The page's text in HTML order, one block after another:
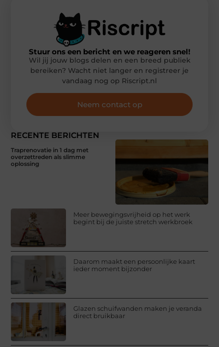
RECENTE BERICHTEN
Traprenovatie in 1 dag met
overzettreden als slimme
oplossing
Meer bewegingsvrijheid op het werk
begint bij de juiste stretch werkbroek
Daarom maakt een persoonlijke kaart
ieder moment bijzonder
Glazen schuifwanden maken je veranda
direct bruikbaar
Stuur ons een bericht en we reageren snel!
Wil jij jouw blogs delen en een breed publiek
bereiken? Wacht niet langer en registreer je
vandaag nog op Riscript.nl
Neem contact op